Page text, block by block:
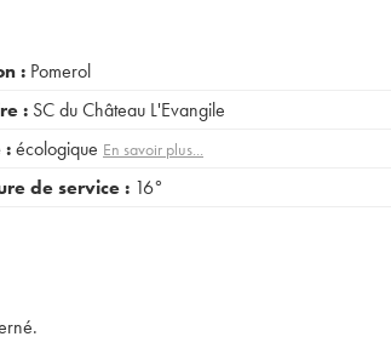
: Pomerol
: SC du Château L'Evangile
:écologique En savoir plus...
de service : 16°